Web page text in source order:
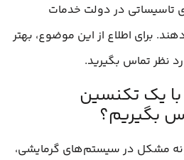
تاسیساتی در دولت خدمات
برای اطلاع از این موضوع، بهتر
نظر تماس بگیرید.
با یک تکنسین
بگیریم؟
مشکل در سیستم‌های گرمایشی،